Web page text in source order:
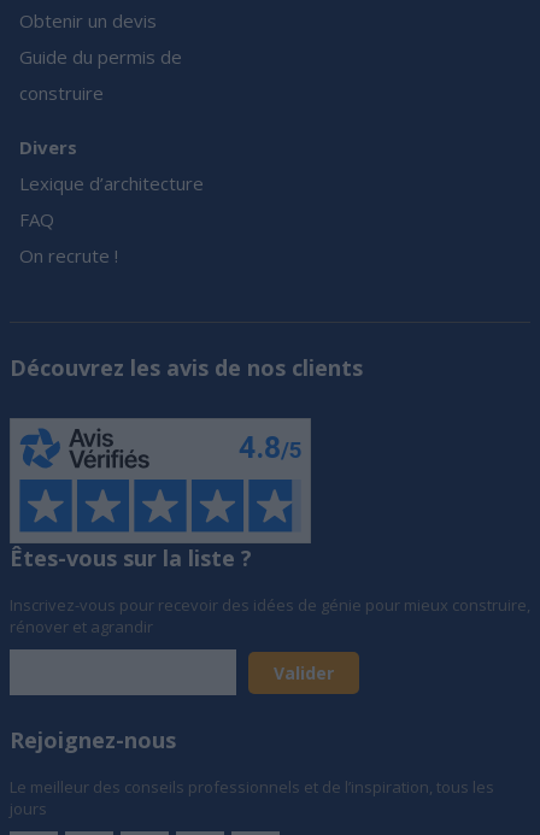
Obtenir un devis
Guide du permis de
construire
Divers
Lexique d’architecture
FAQ
On recrute !
Découvrez les avis de nos clients
Êtes-vous sur la liste ?
Inscrivez-vous pour recevoir des idées de génie pour mieux construire,
rénover et agrandir
Rejoignez-nous
Le meilleur des conseils professionnels et de l’inspiration, tous les
jours